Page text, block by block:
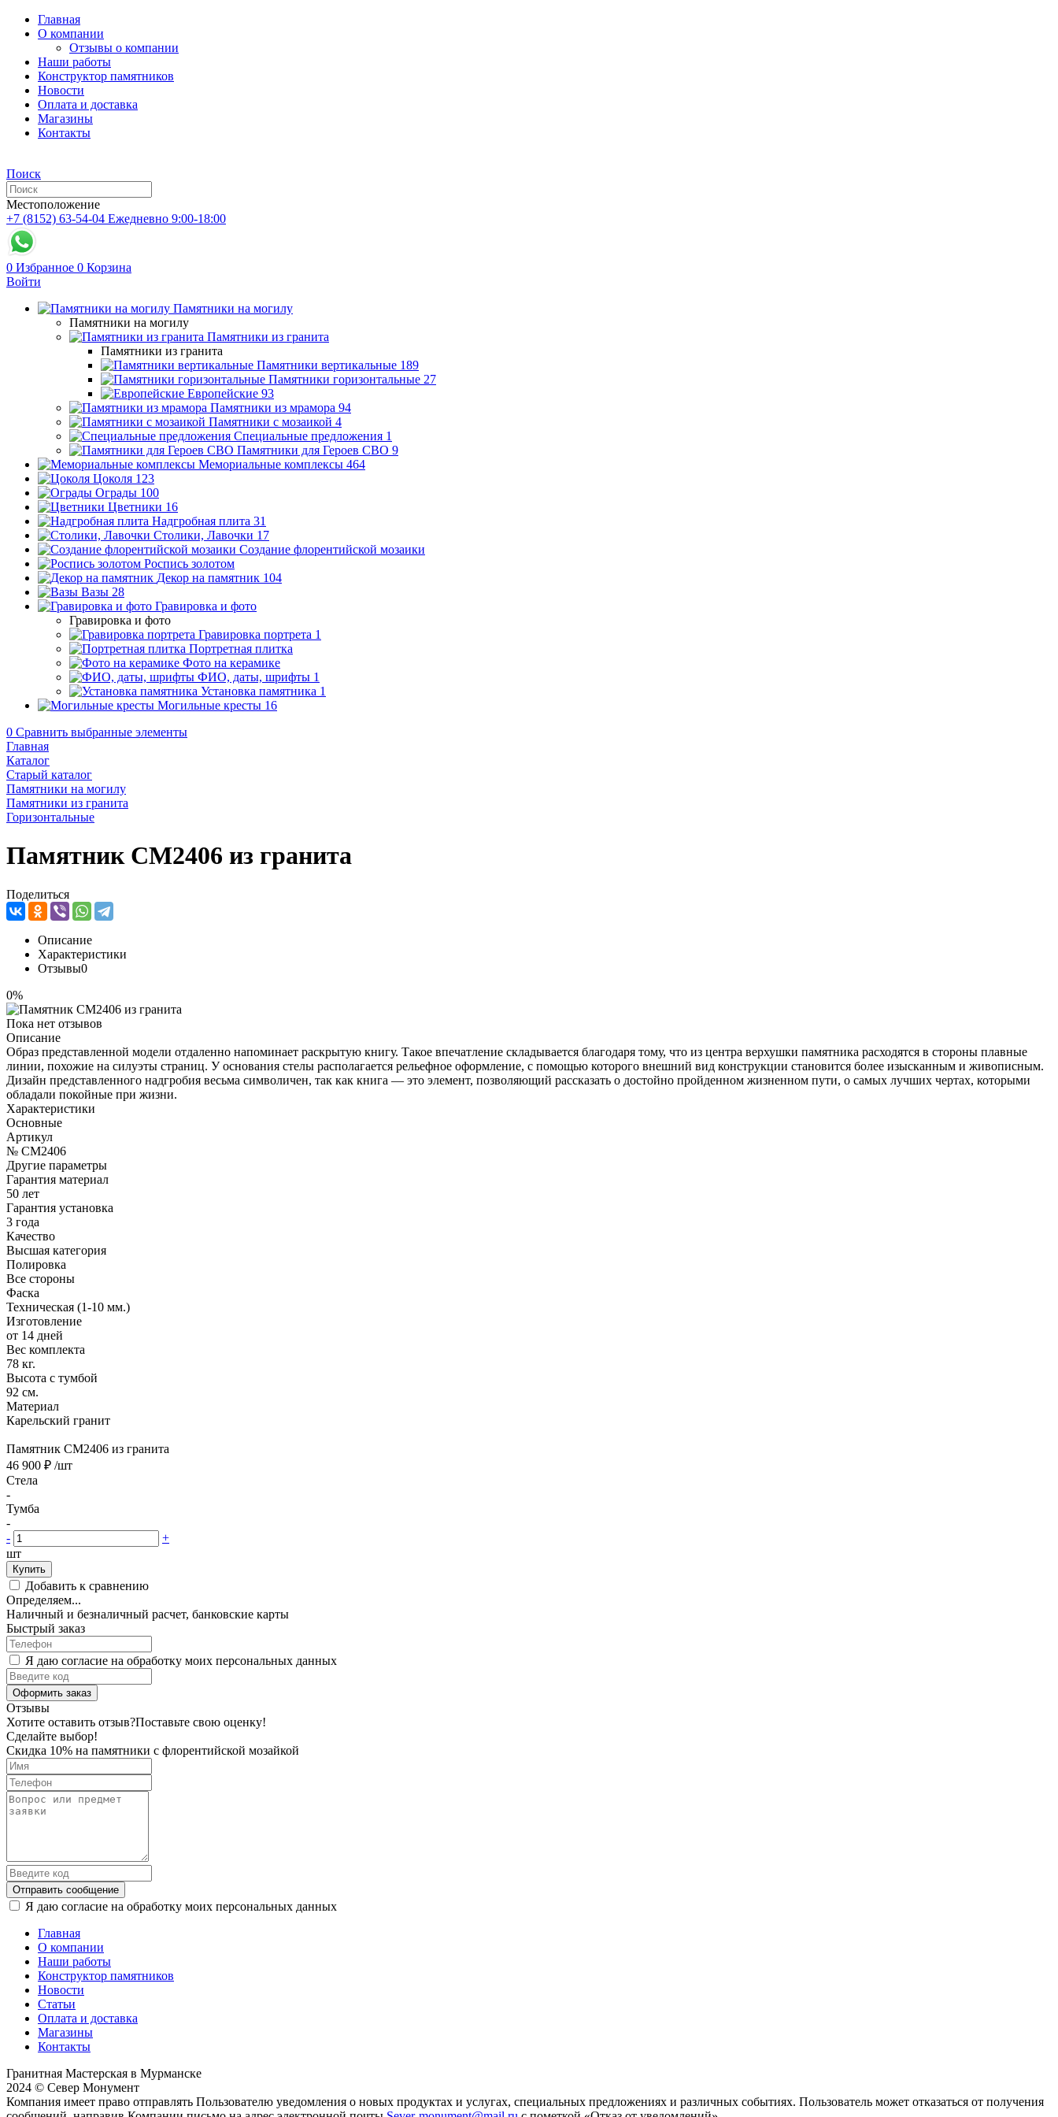
Главная
О компании
Отзывы о компании
Наши работы
Конструктор памятников
Новости
Оплата и доставка
Магазины
Контакты
Поиск
Местоположение
+7 (8152) 63-54-04 Ежедневно 9:00-18:00
0 Избранное 0 Корзина
Войти
Памятники на могилу
Памятники на могилу
Памятники из гранита
Памятники из гранита
Памятники вертикальные 189
Памятники горизонтальные 27
Европейские 93
Памятники из мрамора 94
Памятники с мозаикой 4
Специальные предложения 1
Памятники для Героев СВО 9
Мемориальные комплексы 464
Цоколя 123
Ограды 100
Цветники 16
Надгробная плита 31
Столики, Лавочки 17
Создание флорентийской мозаики
Роспись золотом
Декор на памятник 104
Вазы 28
Гравировка и фото
Гравировка и фото
Гравировка портрета 1
Портретная плитка
Фото на керамике
ФИО, даты, шрифты 1
Установка памятника 1
Могильные кресты 16
0 Сравнить выбранные элементы
Главная
Каталог
Старый каталог
Памятники на могилу
Памятники из гранита
Горизонтальные
Памятник CM2406 из гранита
Поделиться
Описание
Характеристики
Отзывы0
0%
Пока нет отзывов
Описание
Образ представленной модели отдаленно напоминает раскрытую книгу. Такое впечатление складывается благодаря тому, что из центра верхушки памятника расходятся в стороны плавные
линии, похожие на силуэты страниц. У основания стелы располагается рельефное оформление, с помощью которого внешний вид конструкции становится более изысканным и живописным.
Дизайн представленного надгробия весьма символичен, так как книга — это элемент, позволяющий рассказать о достойно пройденном жизненном пути, о самых лучших чертах, которыми
обладали покойные при жизни.
Характеристики
Основные
Артикул
№ CM2406
Другие параметры
Гарантия материал
50 лет
Гарантия установка
3 года
Качество
Высшая категория
Полировка
Все стороны
Фаска
Техническая (1-10 мм.)
Изготовление
от 14 дней
Вес комплекта
78 кг.
Высота с тумбой
92 см.
Материал
Карельский гранит
Памятник CM2406 из гранита
46 900 ₽ /шт
Стела
-
Тумба
-
-
+
шт
Купить
Добавить к сравнению
Определяем...
Наличный и безналичный расчет, банковские карты
Быстрый заказ
Я даю согласие на обработку моих персональных данных
Оформить заказ
Отзывы
Хотите оставить отзыв?Поставьте свою оценку!
Сделайте выбор!
Скидка 10% на памятники с флорентийской мозайкой
Отправить сообщение
Я даю согласие на обработку моих персональных данных
Главная
О компании
Наши работы
Конструктор памятников
Новости
Статьи
Оплата и доставка
Магазины
Контакты
Гранитная Мастерская в Мурманске
2024 © Север Монумент
Компания имеет право отправлять Пользователю уведомления о новых продуктах и услугах, специальных предложениях и различных событиях. Пользователь может отказаться от получения